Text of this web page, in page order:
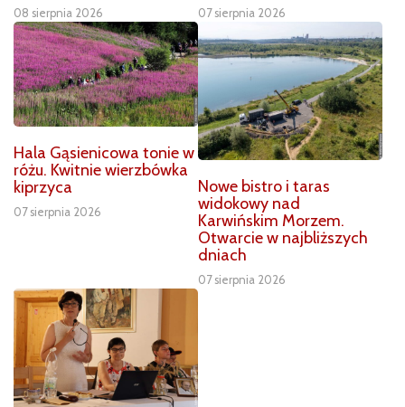
08 sierpnia 2026 07 sierpnia 2026
Hala Gąsienicowa tonie w
różu. Kwitnie wierzbówka
kiprzyca
07 sierpnia 2026
Nowe bistro i taras
widokowy nad
Karwińskim Morzem.
Otwarcie w najbliższych
dniach
07 sierpnia 2026